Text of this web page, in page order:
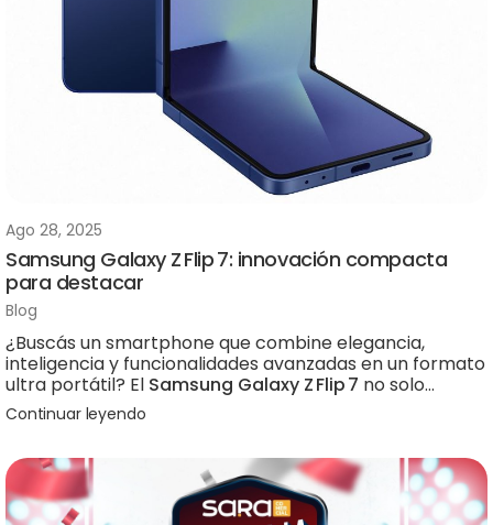
Ago 28, 2025
Samsung Galaxy Z Flip 7: innovación compacta
para destacar
Blog
¿Buscás un smartphone que combine elegancia,
inteligencia y funcionalidades avanzadas en un formato
ultra portátil? El Samsung Galaxy Z Flip 7 no solo
cumple con eso, sino que eleva el concepto de
smartphone plegable a un nuevo nivel
Continuar leyendo